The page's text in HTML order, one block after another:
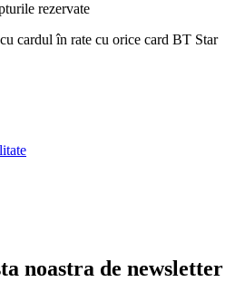
rezervate
cardul în rate cu orice card BT Star
noastra de newsletter